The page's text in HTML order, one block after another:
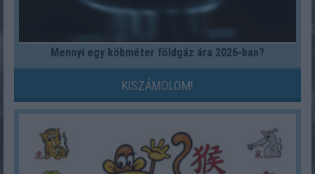
Mennyi egy köbméter földgáz ára 2026-ban?
KISZÁMOLOM!